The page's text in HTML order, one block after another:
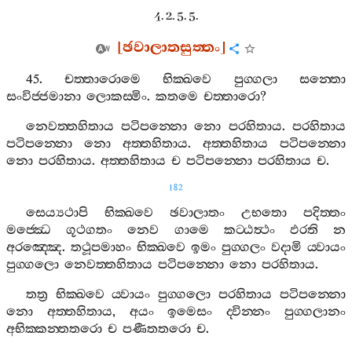
4. 2. 5. 5.
[ඡවාලාතසුත‍්තං]
45. චත‍්තාරොමෙ භික‍්ඛවෙ පුග‍්ගලා
සන‍්තො
සංවිජ‍්ජමානා ලොකස‍්මිං. කතමෙ චත‍්තාරො?
නෙවත‍්තහිතාය පටිපන‍්නො නො පරහිතාය. පරහිතාය
පටිපන‍්නො
නො අත‍්තහිතාය. අත‍්තහිතාය
පටිපන‍්නො
නො පරහිතාය. අත‍්තහිතාය ච පටිපන‍්නො පරහිතාය ච.
182
සෙය්‍යථාපි භික‍්ඛවෙ ඡවාලාතං උභතො
පදිත‍්තං
මජ‍්ඣෙ
ගූථගතං නෙව ගාමෙ කට‍්ඨත්‍ථං ඵරති
න
අරඤ‍්ඤෙ. තථූපමාහං භික‍්ඛවෙ ඉමං පුග‍්ගලං වදාමි ය‍්වායං
පුග‍්ගලො නෙවත‍්තහිතාය පටිපන‍්නො නො පරහිතාය.
තත්‍ර භික‍්ඛවෙ ය‍්වායං පුග‍්ගලො පරහිතාය පටිපන‍්නො
නො
අත‍්තහිතාය, අයං ඉමෙසං ද‍්වින‍්නං
පුග‍්ගලානං
අභික‍්කන‍්තතරො ච පණීතතරො ච.